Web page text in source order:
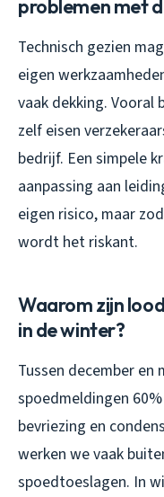
problemen met
Technisch gezien
eigen
vaak dekking. Vooral
zelf eisen
bedrijf. Een simpele
aanpassing aan
eigen risico, maar
wordt het riskant.
Waarom zijn
in de winter?
Tussen december en
spoedmeldingen
bevriezing en
werken we vaak
spoedtoeslagen. In